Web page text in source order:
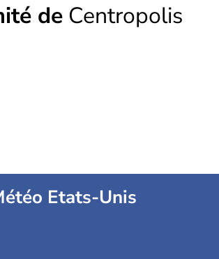
de Centropolis
Etats-Unis